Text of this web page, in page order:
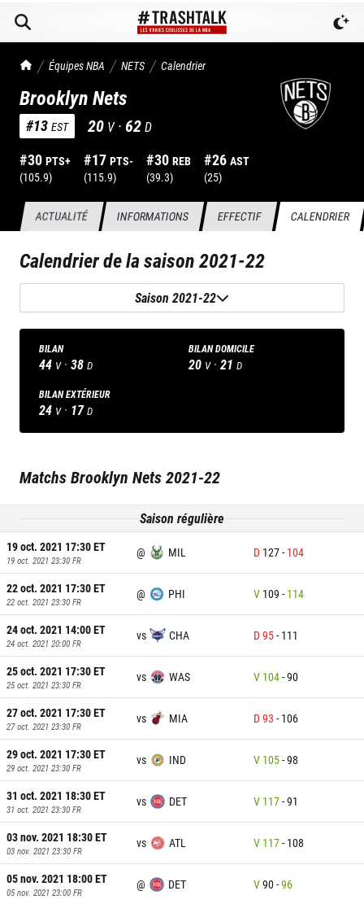
TrashTalk Actu NBA
Équipes NBA NETS Calendrier
Brooklyn Nets
#13 EST 20 V ·62D
#30 PTS+
(105.9)
#17 PTS-
(115.9)
#30 REB
(39.3)
#26 AST
(25)
ACTUALITÉ INFORMATIONS EFFECTIF CALENDRIER
Calendrier de la saison2021-22
Saison 2021-22
BILAN
44 V · 38 D
BILAN DOMICILE
20 V · 21 D
BILAN EXTÉRIEUR
24 V · 17 D
MatchsBrooklyn Nets2021-22
Saison régulière
19 oct. 2021 17:30ET
19 oct. 2021 23:30 FR
@ MIL D 127- 104
22 oct. 2021 17:30ET
22 oct. 2021 23:30 FR
@ PHI V 109 - 114
24 oct. 2021 14:00ET
24 oct. 2021 20:00 FR
vs CHA D 95- 111
25 oct. 2021 17:30ET
25 oct. 2021 23:30 FR
vs WAS V 104-90
27 oct. 2021 17:30ET
27 oct. 2021 23:30 FR
vs MIA D 93 - 106
29 oct. 2021 17:30ET
29 oct. 2021 23:30 FR
vs IND V 105-98
31 oct. 2021 18:30ET
31 oct. 2021 23:30 FR
vs DET V 117-91
03 nov. 2021 18:30ET
03 nov. 2021 23:30 FR
vs ATL V 117- 108
05 nov. 2021 18:00ET
05 nov. 2021 23:00 FR
@ DET V90-96